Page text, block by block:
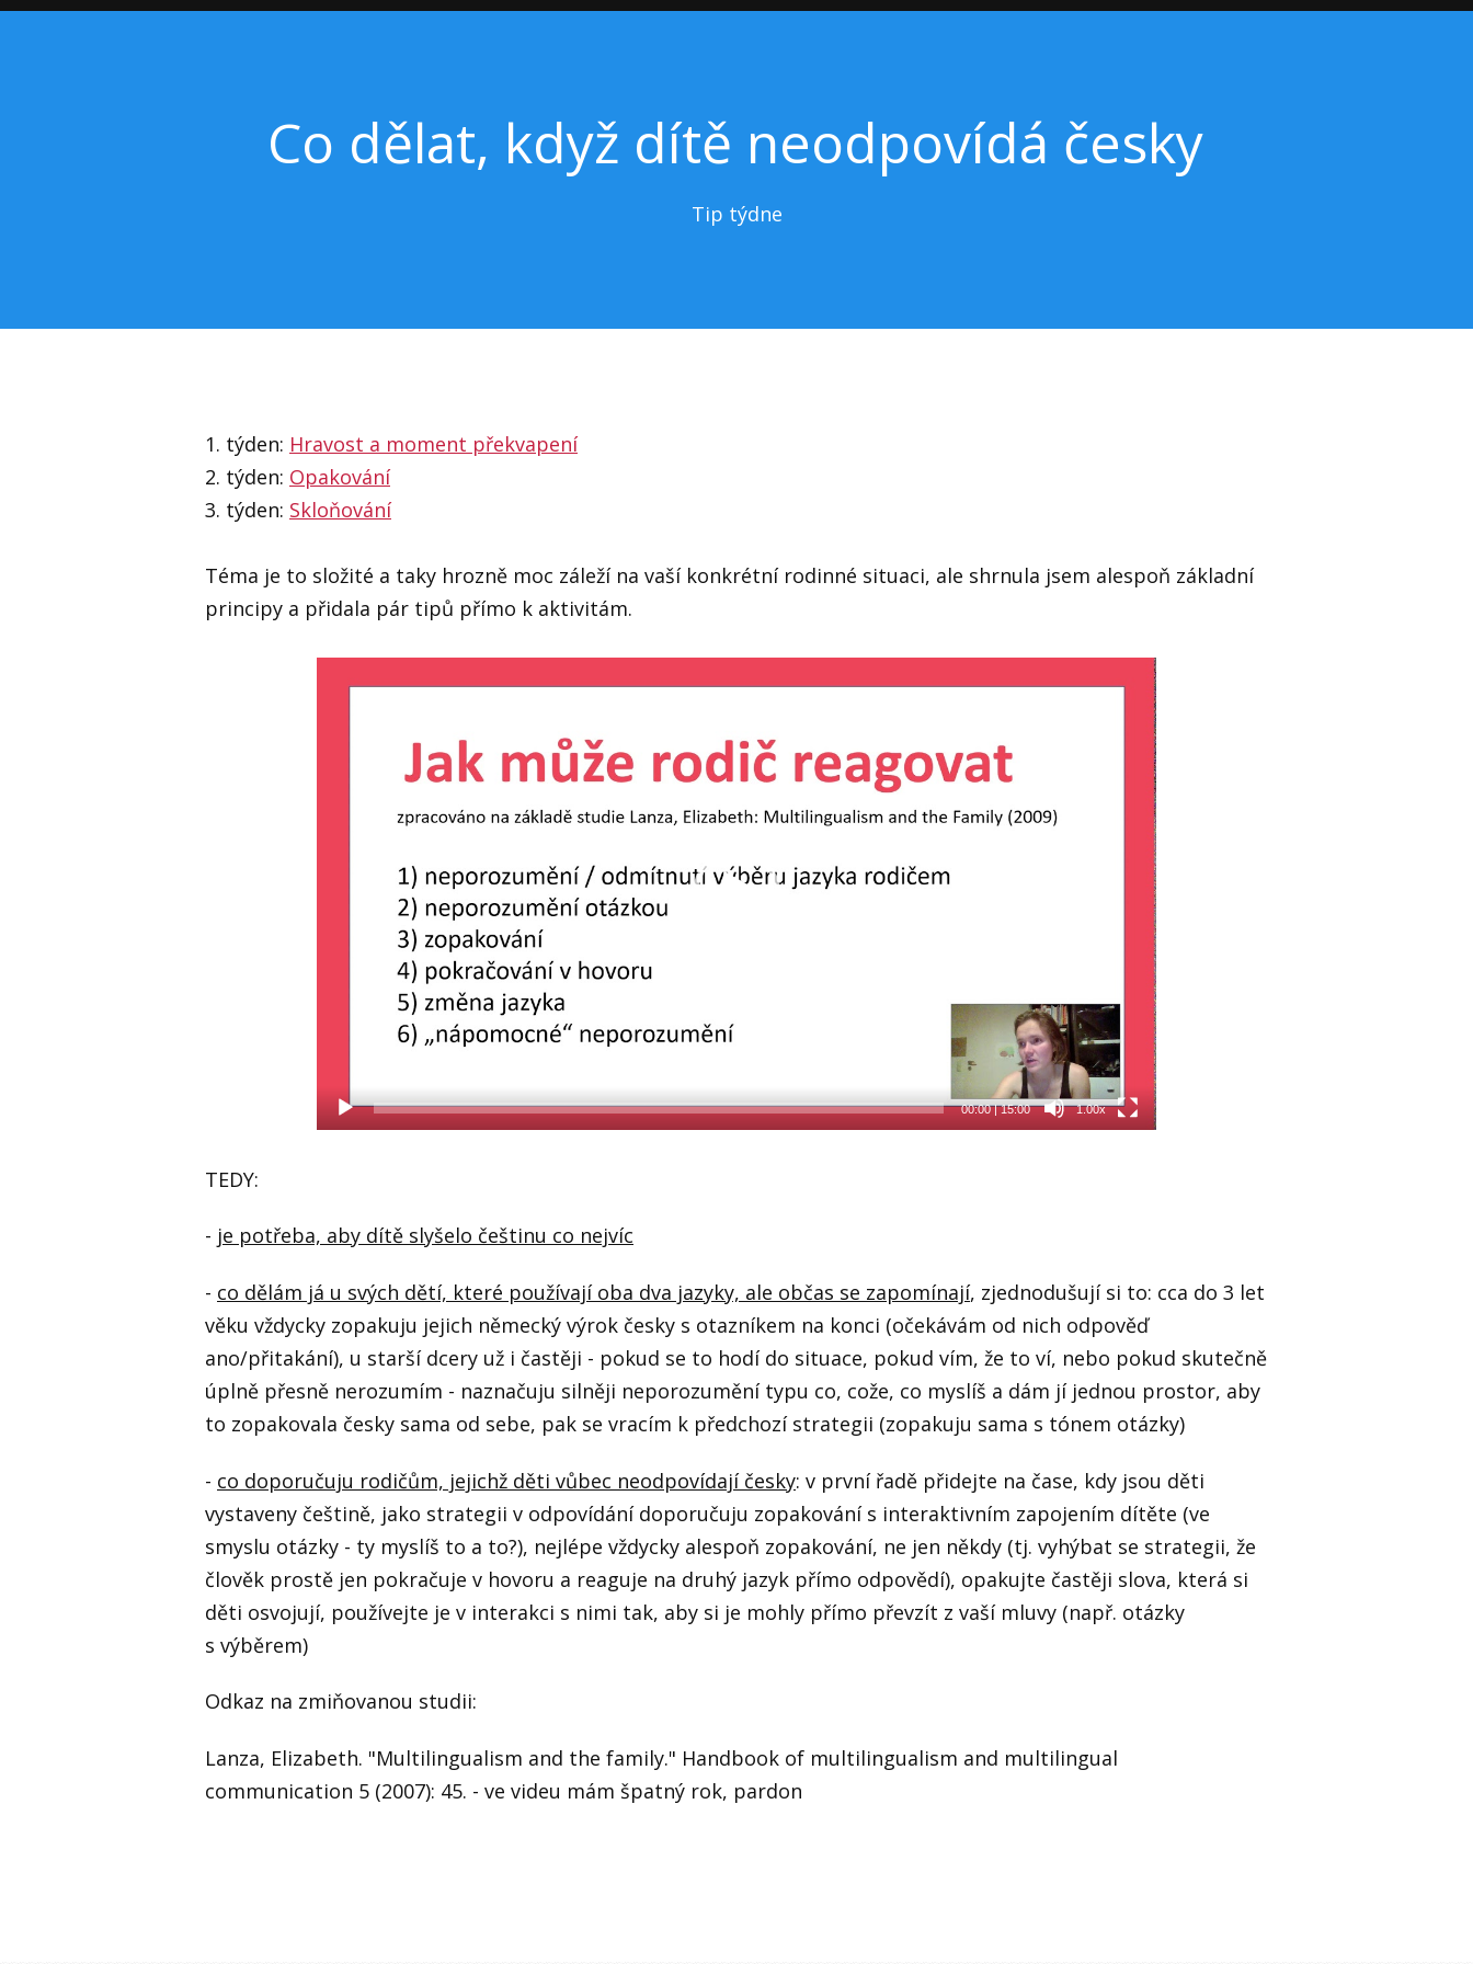
Co dělat, když dítě neodpovídá česky
Tip týdne
1. týden: Hravost a moment překvapení
2. týden: Opakování
3. týden: Skloňování
Téma je to složité a taky hrozně moc záleží na vaší konkrétní rodinné situaci, ale shrnula jsem alespoň základní
principy a přidala pár tipů přímo k aktivitám.
00:00|15:00 1.00x
TEDY:
- je potřeba, aby dítě slyšelo češtinu co nejvíc
- co dělám já u svých dětí, které používají oba dva jazyky, ale občas se zapomínají, zjednodušují si to: cca do 3 let
věku vždycky zopakuju jejich německý výrok česky s otazníkem na konci (očekávám od nich odpověď
ano/přitakání), u starší dcery už i častěji - pokud se to hodí do situace, pokud vím, že to ví, nebo pokud skutečně
úplně přesně nerozumím - naznačuju silněji neporozumění typu co, cože, co myslíš a dám jí jednou prostor, aby
to zopakovala česky sama od sebe, pak se vracím k předchozí strategii (zopakuju sama s tónem otázky)
- co doporučuju rodičům, jejichž děti vůbec neodpovídají česky: v první řadě přidejte na čase, kdy jsou děti
vystaveny češtině, jako strategii v odpovídání doporučuju zopakování s interaktivním zapojením dítěte (ve
smyslu otázky - ty myslíš to a to?), nejlépe vždycky alespoň zopakování, ne jen někdy (tj. vyhýbat se strategii, že
člověk prostě jen pokračuje v hovoru a reaguje na druhý jazyk přímo odpovědí), opakujte častěji slova, která si
děti osvojují, používejte je v interakci s nimi tak, aby si je mohly přímo převzít z vaší mluvy (např. otázky
s výběrem)
Odkaz na zmiňovanou studii:
Lanza, Elizabeth. "Multilingualism and the family." Handbook of multilingualism and multilingual
communication 5 (2007): 45. - ve videu mám špatný rok, pardon